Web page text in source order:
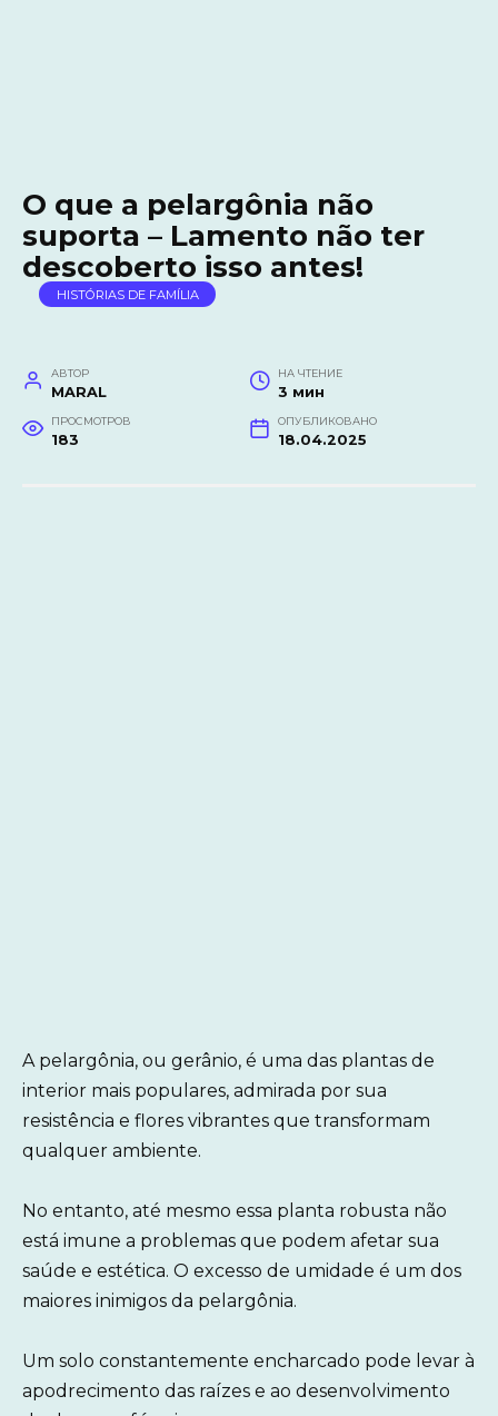
O que a pelargônia não
suporta – Lamento não ter
descoberto isso antes!
HISTÓRIAS DE FAMÍLIA
АВТОР
MARAL
НА ЧТЕНИЕ
3 мин
ПРОСМОТРОВ
183
ОПУБЛИКОВАНО
18.04.2025
A pelargônia, ou gerânio, é uma das plantas de
interior mais populares, admirada por sua
resistência e flores vibrantes que transformam
qualquer ambiente.
No entanto, até mesmo essa planta robusta não
está imune a problemas que podem afetar sua
saúde e estética. O excesso de umidade é um dos
maiores inimigos da pelargônia.
Um solo constantemente encharcado pode levar à
apodrecimento das raízes e ao desenvolvimento